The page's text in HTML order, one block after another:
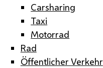
Carsharing
Taxi
Motorrad
Rad
Öffentlicher Verkehr